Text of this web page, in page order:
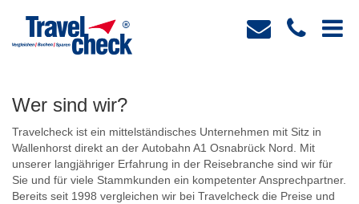
Wer sind wir?
Travelcheck ist ein mittelständisches Unternehmen mit Sitz in
Wallenhorst direkt an der Autobahn A1 Osnabrück Nord. Mit
unserer langjähriger Erfahrung in der Reisebranche sind wir für
Sie und für viele Stammkunden ein kompetenter Ansprechpartner.
Bereits seit 1998 vergleichen wir bei Travelcheck die Preise und